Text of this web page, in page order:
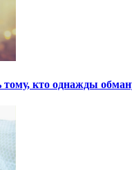
тому, кто однажды